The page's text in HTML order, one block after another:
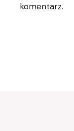
komentarz.